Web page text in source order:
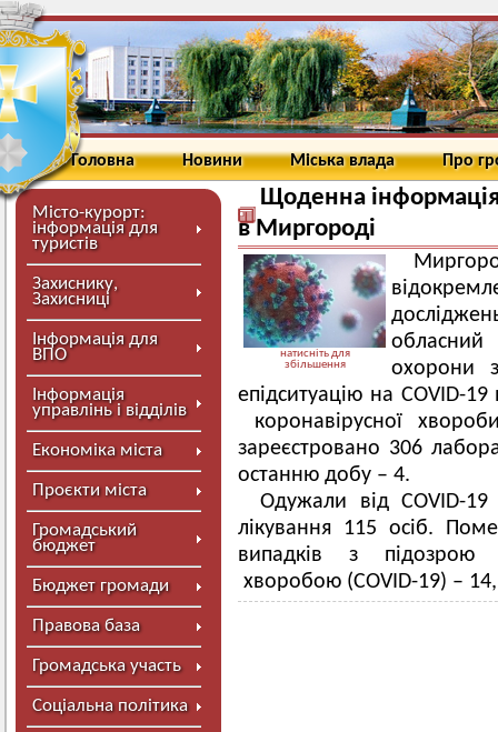
Головна Новини Міська влада Про
Місто-курорт:
інформація для
туристів
Захиснику,
Захисниці
Інформація для
ВПО
Інформація
управлінь і відділів
Економіка міста
Проєкти міста
Громадський
бюджет
Бюджет громади
Правова база
Громадська участь
Соціальна політика
Щоденна інформація
в Миргороді
натисніть для
збільшення
обласний
охорони
епідситуацію на COVID-
коронавірусної
зареєстровано 306
останню добу – 4.
Одужали від COVID-
лікування 115 осіб.
випадків з підозрою
хворобою (COVID-19) – 14,